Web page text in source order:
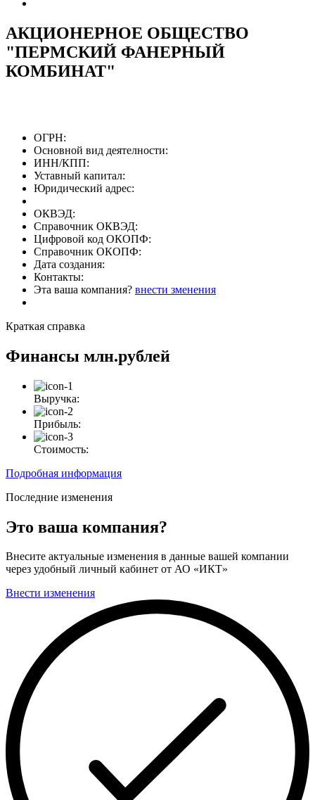
АКЦИОНЕРНОЕ ОБЩЕСТВО
"ПЕРМСКИЙ ФАНЕРНЫЙ
КОМБИНАТ"
ОГРН:
Основной вид деятелности:
ИНН/КПП:
Уставный капитал:
Юридический адрес:
ОКВЭД:
Справочник ОКВЭД:
Цифровой код ОКОПФ:
Справочник ОКОПФ:
Дата создания:
Контакты:
Эта ваша компания? внести зменения
Краткая справка
Финансы млн.рублей
Выручка:
Прибыль:
Стоимость:
Подробная информация
Последние изменения
Это ваша компания?
Внесите актуальные изменения в данные вашей компании
через удобный личный кабинет от АО «ИКТ»
Внести изменения